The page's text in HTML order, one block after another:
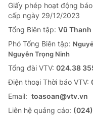
Giấy phép hoạt động
cấp ngày 29/12/2023
Tổng Biên tập: Vũ
Phó Tổng Biên tập:
Nguyễn Trọng Ninh
Tổng đài VTV: 024.38
Ðiện thoại Thời báo VTV:
Email: toasoan@vtv.vn
Liên hệ quảng cáo: